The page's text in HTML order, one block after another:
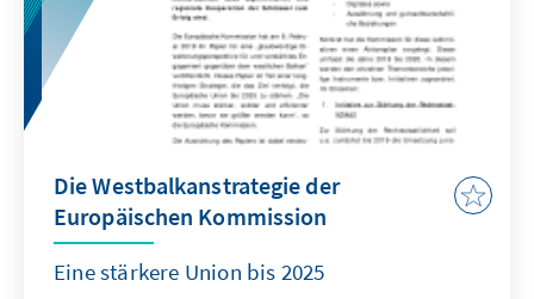
Die Westbalkanstrategie der
Europäischen Kommission
Eine stärkere Union bis 2025